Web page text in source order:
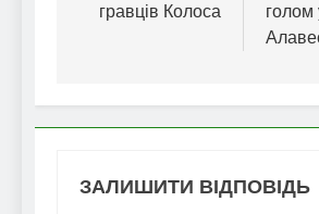
гравців Колоса
голом
ЗАЛИШИТИ ВІДПОВІДЬ